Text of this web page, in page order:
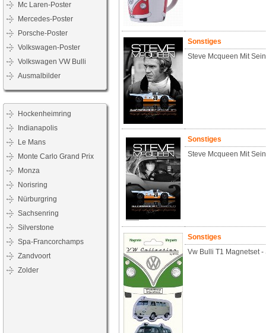
Mc Laren-Poster
Mercedes-Poster
Porsche-Poster
Volkswagen-Poster
Volkswagen VW Bulli
Ausmalbilder
Hockenheimring
Indianapolis
Le Mans
Monte Carlo Grand Prix
Monza
Norisring
Nürburgring
Sachsenring
Silverstone
Spa-Francorchamps
Zandvoort
Zolder
Sonstiges
Steve Mcqueen Mit
Sonstiges
Steve Mcqueen Mit
Sonstiges
Vw Bulli T1 Magnetset